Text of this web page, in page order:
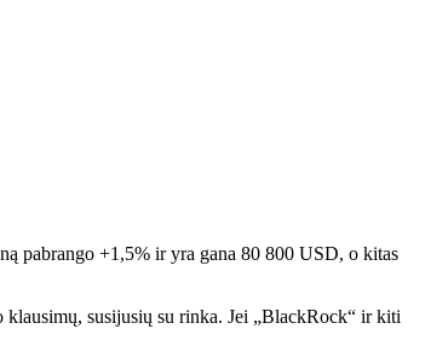
pabrango +1,5% ir yra gana 80 800 USD, o kitas
susijusių su rinka. Jei „BlackRock“ ir kiti